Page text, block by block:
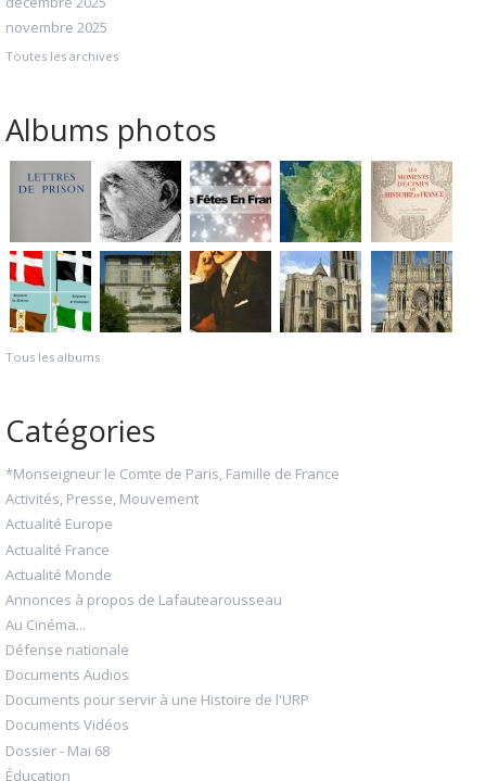
novembre 2025
Toutes les archives
Albums photos
Tous les albums
Catégories
*Monseigneur le Comte de Paris, Famille de France
Activités, Presse, Mouvement
Actualité Europe
Actualité France
Actualité Monde
Annonces à propos de Lafautearousseau
Au Cinéma...
Défense nationale
Documents Audios
Documents pour servir à une Histoire de l'URP
Documents Vidéos
Dossier - Mai 68
Éducation